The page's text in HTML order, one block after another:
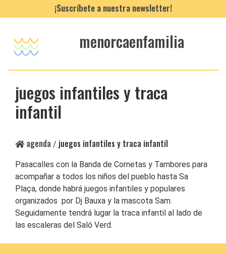
¡Suscríbete a nuestra newsletter!
menorcaenfamilia
juegos infantiles y traca
infantil
agenda / juegos infantiles y traca infantil
Pasacalles con la Banda de Cornetas y Tambores para
acompañar a todos los niños del pueblo hasta Sa
Plaça, donde habrá juegos infantiles y populares
organizados por Dj Bauxa y la mascota Sam.
Seguidamente tendrá lugar la traca infantil al lado de
las escaleras del Saló Verd.